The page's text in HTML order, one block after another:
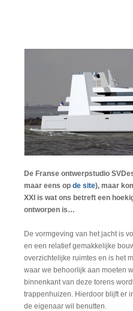
De Franse ontwerpstudio
maar eens op de site), maar
XXI is wat ons betreft een
ontworpen is…
De vormgeving van het jacht is
en een relatief gemakkelijke
overzichtelijke ruimtes en is het
waar we behoorlijk aan moeten
binnenkant van deze torens
trappenhuizen. Hierdoor blijft er
de eigenaar wil benutten.